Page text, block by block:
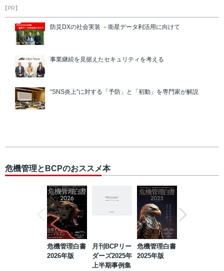
【PR】
防災DXの社会実装 －衛星データ利活用に向けて
事業継続を見据えたセキュリティを考える
“SNS炎上”に対する「予防」と「初動」を専門家が解説
危機管理とBCPのおススメ本
危機管理白書
2026年版
月刊BCPリー
ダーズ2025年
上半期事例集
危機管理白書
2025年版